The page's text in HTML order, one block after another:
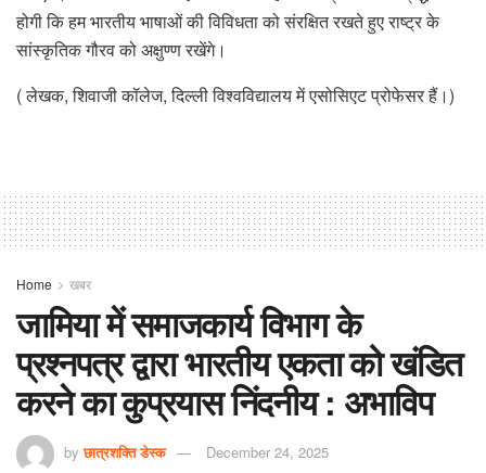
होगी कि हम भारतीय भाषाओं की विविधता को संरक्षित रखते हुए राष्ट्र के
सांस्कृतिक गौरव को अक्षुण्ण रखेंगे।
( लेखक, शिवाजी कॉलेज, दिल्ली विश्वविद्यालय में एसोसिएट प्रोफेसर हैं।)
Home खबर
जामिया में समाजकार्य विभाग के
प्रश्नपत्र द्वारा भारतीय एकता को खंडित
करने का कुप्रयास निंदनीय : अभाविप
by छात्रशक्ति डेस्क December 24, 2025